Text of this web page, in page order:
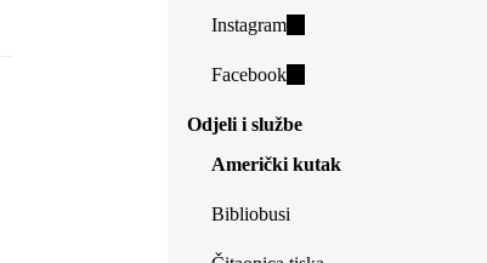
external)
Instagram(link
external)
Facebook(link
external)
Odjeli i službe
Američki kutak
Bibliobusi